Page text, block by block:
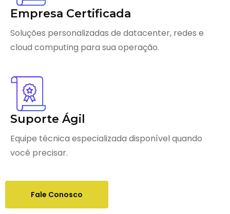
Empresa Certificada
Soluções personalizadas de datacenter, redes e
cloud computing para sua operação.
Suporte Ágil
Equipe técnica especializada disponível quando
você precisar.
Fale Conosco